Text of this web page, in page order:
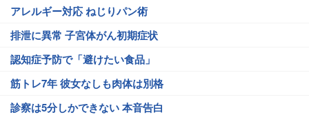
アレルギー対応 ねじりパン術
排泄に異常 子宮体がん初期症状
認知症予防で「避けたい食品」
筋トレ7年 彼女なしも肉体は別格
診察は5分しかできない 本音告白